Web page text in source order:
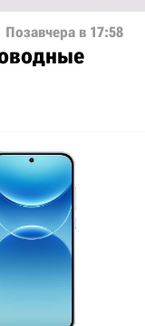
Позавчера в 17:58